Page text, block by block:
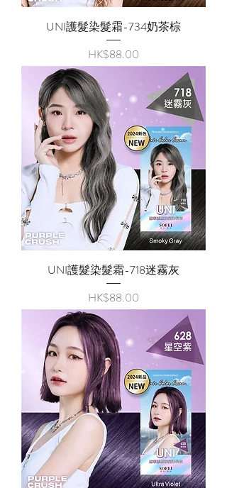
UNI護髮染髮霜-734奶茶棕
價格
HK$88.00
UNI護髮染髮霜-718迷霧灰
價格
HK$88.00